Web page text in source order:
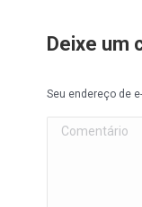
Deixe um
Seu endereço de
Comentário